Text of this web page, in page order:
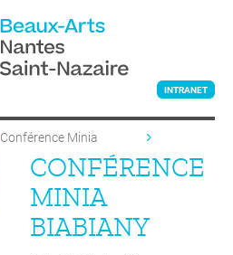
INTRANET
Conférence Minia
CONFÉRENCE
MINIA
BIABIANY